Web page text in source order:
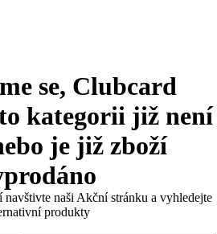
se, Clubcard
kategorii již není
je již zboží
navštivte naši Akční stránku a vyhledejte
produkty